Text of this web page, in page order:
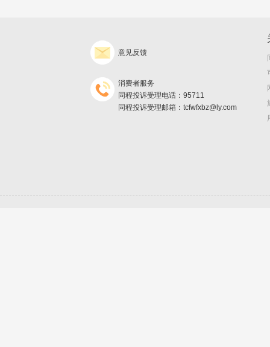
意见反馈
消费者服务
同程投诉受理电话：95711
同程投诉受理邮箱：tcfwfxbz@ly.com